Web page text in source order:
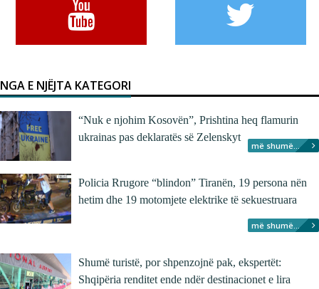
NGA E NJËJTA KATEGORI
“Nuk e njohim Kosovën”, Prishtina heq flamurin
ukrainas pas deklaratës së Zelenskyt
më shumë...
Policia Rrugore “blindon” Tiranën, 19 persona nën
hetim dhe 19 motomjete elektrike të sekuestruara
më shumë...
Shumë turistë, por shpenzojnë pak, ekspertët:
Shqipëria renditet ende ndër destinacionet e lira